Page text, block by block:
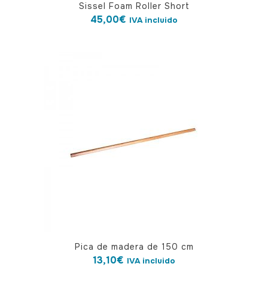
Sissel Foam Roller Short
45,00€ IVA incluido
Pica de madera de 150 cm
13,10€ IVA incluido